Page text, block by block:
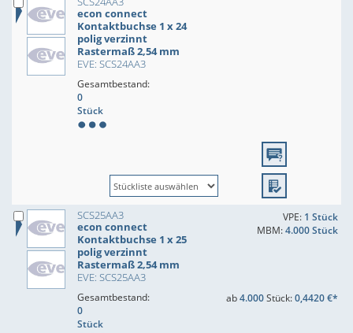
econ connect
Kontaktbuchse 1 x 24
polig verzinnt
Rastermaß 2,54 mm
EVE: SCS24AA3
Gesamtbestand:
0
Stück
SCS25AA3
econ connect
Kontaktbuchse 1 x 25
polig verzinnt
Rastermaß 2,54 mm
EVE: SCS25AA3
VPE: 1 Stück
MBM:4.000 Stück
Gesamtbestand:
0
Stück
ab4.000Stück:0,4420 €*